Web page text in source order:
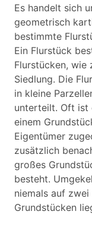
Es handelt sich
geometrisch
bestimmte
Ein Flurstück
Flurstücken, wie
Siedlung. Die
in kleine
unterteilt. Oft ist
einem
Eigentümer
zusätzlich
großes
besteht.
niemals auf
Grundstücken